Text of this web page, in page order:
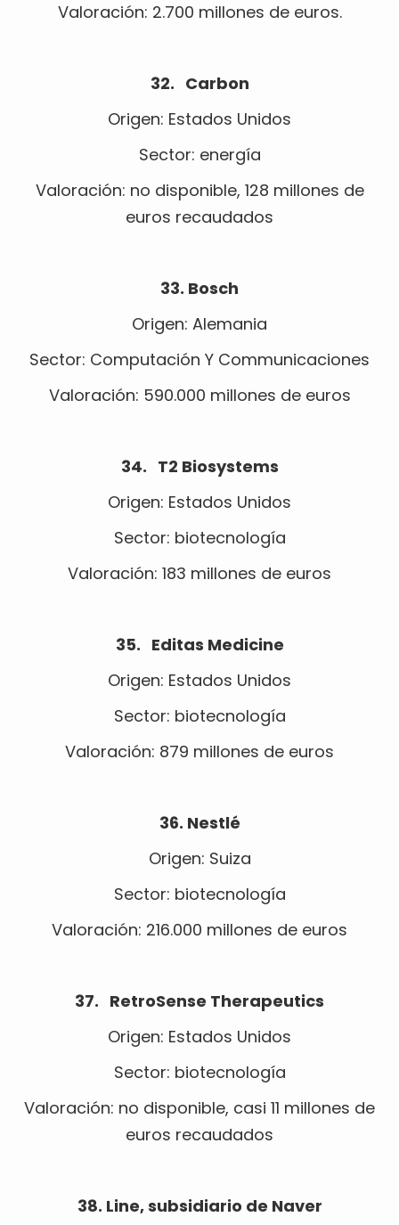
Valoración: 2.700 millones de euros.
32. Carbon
Origen: Estados Unidos
Sector: energía
Valoración: no disponible, 128 millones de
euros recaudados
33. Bosch
Origen: Alemania
Sector: Computación Y Communicaciones
Valoración: 590.000 millones de euros
34. T2 Biosystems
Origen: Estados Unidos
Sector: biotecnología
Valoración: 183 millones de euros
35. Editas Medicine
Origen: Estados Unidos
Sector: biotecnología
Valoración: 879 millones de euros
36. Nestlé
Origen: Suiza
Sector: biotecnología
Valoración: 216.000 millones de euros
37. RetroSense Therapeutics
Origen: Estados Unidos
Sector: biotecnología
Valoración: no disponible, casi 11 millones de
euros recaudados
38. Line, subsidiario de Naver